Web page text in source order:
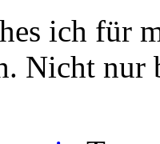
ich für
Nicht nur